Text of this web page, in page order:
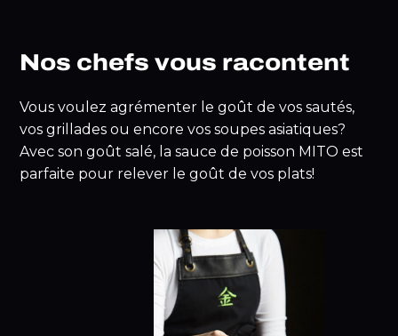
Nos chefs vous racontent
Vous voulez agrémenter le goût de vos sautés,
vos grillades ou encore vos soupes asiatiques?
Avec son goût salé, la sauce de poisson MITO est
parfaite pour relever le goût de vos plats!